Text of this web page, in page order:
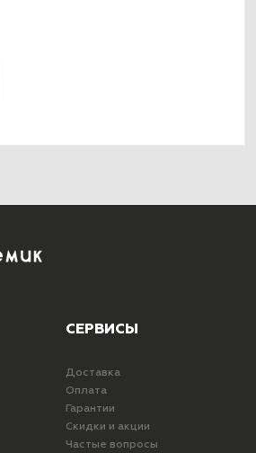
СЕРВИСЫ
Доставка
Оплата
Гарантии
Скидки и акции
Частые вопросы